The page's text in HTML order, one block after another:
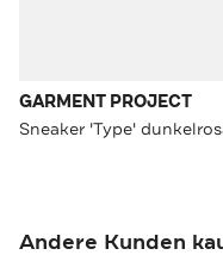
GARMENT PROJECT
Sneaker 'Type'
Andere Kunden